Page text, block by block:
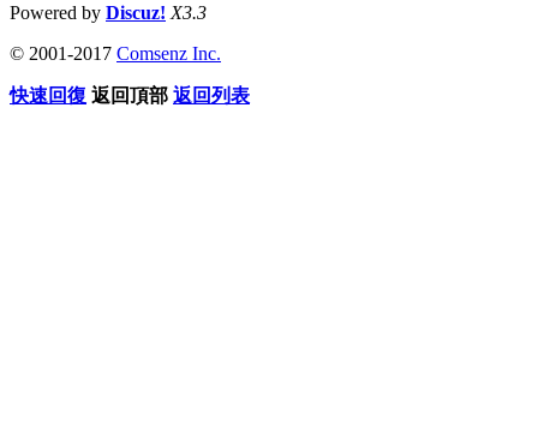
Powered by Discuz! X3.3
© 2001-2017 Comsenz Inc.
快速回復 返回頂部 返回列表